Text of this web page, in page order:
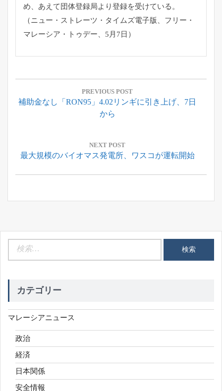
め、 あえて団体登録局より登録を受けている。
（ニュー・ストレーツ・タイムズ電子版、フリー・
マレーシア・
トゥデー、5月7日）
投
ナ
シ
ョ
PREVIOUS POST
Previous
補助金なし「RON95」4.02リンギに引き上げ、7日
から
NEXT POST
Next
最大規模のバイオマス発電所、ワスコが運転開始
カテゴリー
マレーシアニュース
政治
経済
日本関係
安全情報